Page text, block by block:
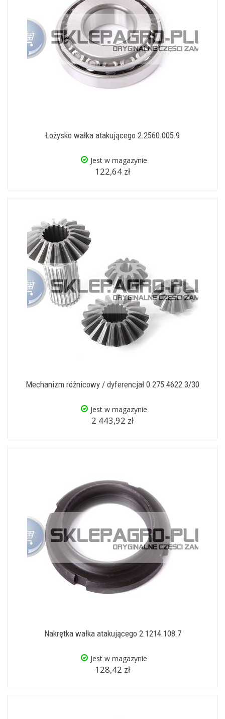
Łożysko wałka atakującego 2.2560.005.9
Jest w magazynie
122,64 zł
Mechanizm różnicowy / dyferencjał 0.275.4622.3/30
Jest w magazynie
2 443,92 zł
Nakrętka wałka atakującego 2.1214.108.7
Jest w magazynie
128,42 zł